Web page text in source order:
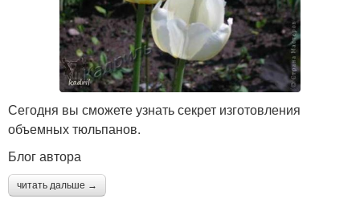
Сегодня вы сможете узнать секрет изготовления
объемных тюльпанов.
Блог автора
читать дальше →